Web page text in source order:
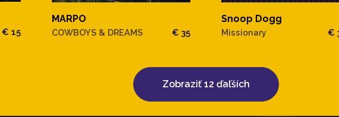
€ 15
MARPO
COWBOYS & DREAMS € 35
Snoop Dogg
Missionary €
Zobraziť 12 ďaľších